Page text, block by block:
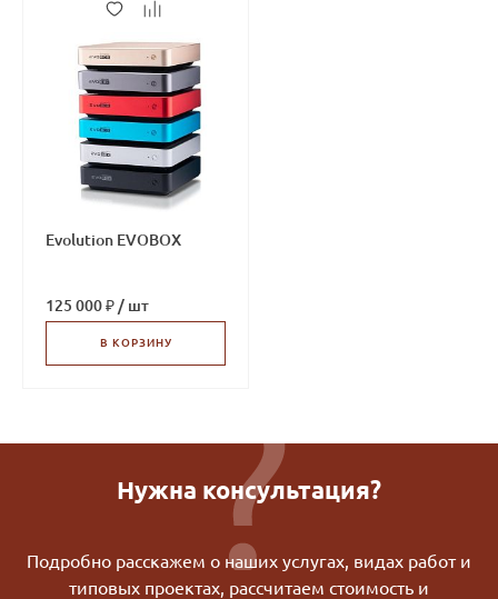
Evolution EVOBOX
125 000 ₽ / шт
В КОРЗИНУ
Нужна консультация?
Подробно расскажем о наших услугах, видах работ и
типовых проектах, рассчитаем стоимость и